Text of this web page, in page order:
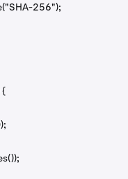
256");
{